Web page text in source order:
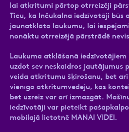
lai atkritumi pārtop otrreizēji
Ticu, ka Inčukalna iedzīvotāji būs
jaunatklāto laukumu, lai
nonāktu otrreizējā pārstrādē
Laukuma atklāšanā iedzīvotājiem
uzdot sev neskaidros jautājumus
veida atkritumu šķirošanu, bet
vienīgo atkritumvedēju, kas
bet uzreiz var arī izmazgāt.
iedzīvotāji var pieteikt
mobilajā lietotnē MANAI VIDEI.